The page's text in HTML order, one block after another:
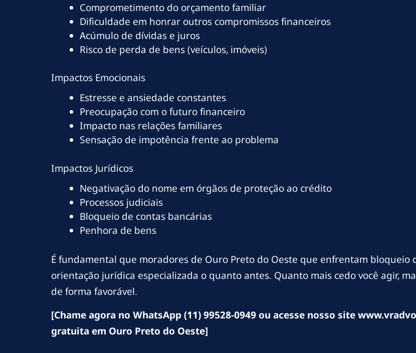
Comprometimento do orçamento familiar
Dificuldade em honrar outros compromissos financeiros
Acúmulo de dívidas e juros
Risco de perda de bens (veículos, imóveis)
Impactos Emocionais
Estresse e ansiedade constantes
Preocupação com o futuro financeiro
Impacto nas relações familiares
Sensação de impotência frente ao problema
Impactos Jurídicos
Negativação do nome em órgãos de proteção ao crédito
Processos judiciais
Bloqueio de contas bancárias
Penhora de bens
É fundamental que moradores de Ouro Preto do Oeste que enfrentam
orientação jurídica especializada o quanto antes. Quanto mais cedo você agir,
de forma favorável.
[Chame agora no WhatsApp (11) 99528-0949 ou acesse nosso site
gratuita em Ouro Preto do Oeste]